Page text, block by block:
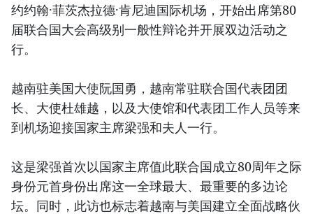
约约翰·菲茨杰拉德·肯尼迪国际机场，开始出席第80
届联合国大会高级别一般性辩论并开展双边活动之
行。
越南驻美国大使阮国勇，越南常驻联合国代表团团
长、大使杜雄越，以及大使馆和代表团工作人员等来
到机场迎接国家主席梁强和夫人一行。
这是梁强首次以国家主席值此联合国成立80周年之际
身份元首身份出席这一全球最大、最重要的多边论
坛。同时，此访也标志着越南与美国建立全面战略伙